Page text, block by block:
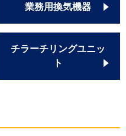
業務用換気機器
チラーチリングユニッ
ト